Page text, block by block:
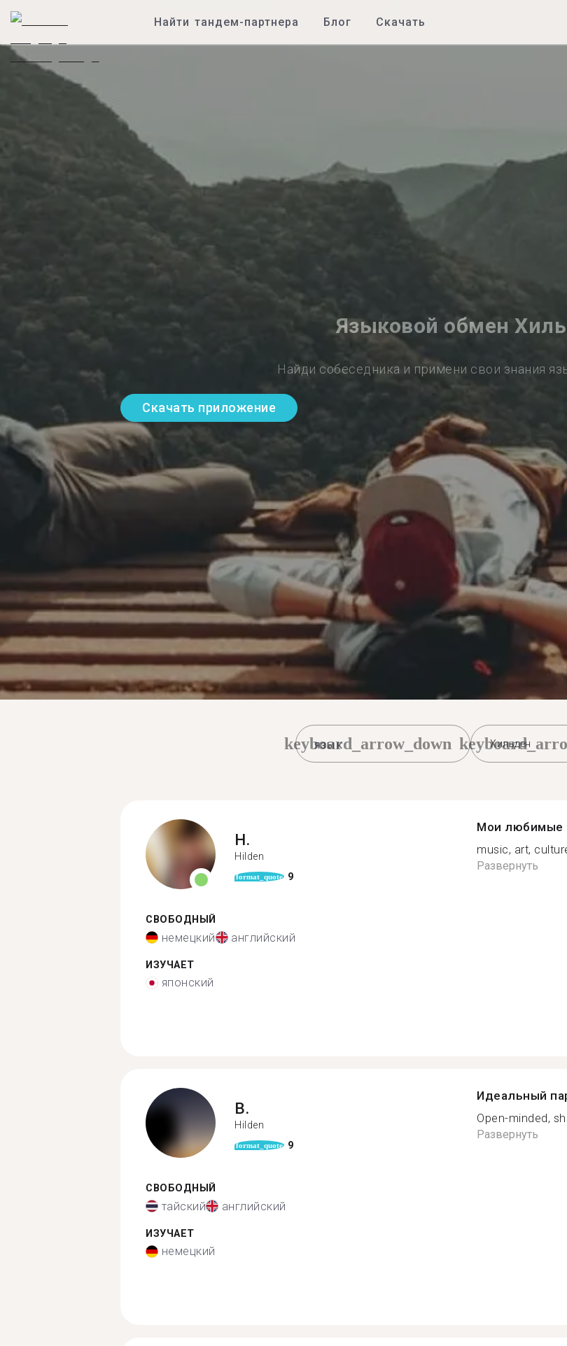
Найти тандем-партнера Блог Скачать
Языковой обмен
Найди собеседника и примени свои знания
Скачать приложение
keyboard_arrow_down Хильден
H.
Hilden
format_quote 9
СВОБОДНЫЙ
немецкий английский
ИЗУЧАЕТ
японский
Мои любимые
music, art,
Развернуть
B.
Hilden
format_quote 9
СВОБОДНЫЙ
тайский английский
ИЗУЧАЕТ
немецкий
Идеальный
Open-minded,
Развернуть